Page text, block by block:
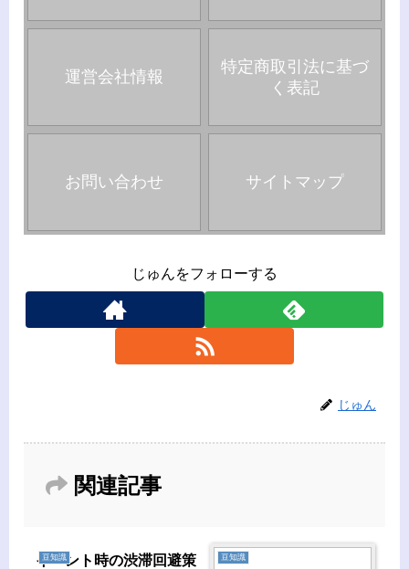
運営会社情報
特定商取引法に基づ
く表記
お問い合わせ サイトマップ
じゅんをフォローする
じゅん
関連記事
豆知識
イベント時の渋滞回避策
豆知識